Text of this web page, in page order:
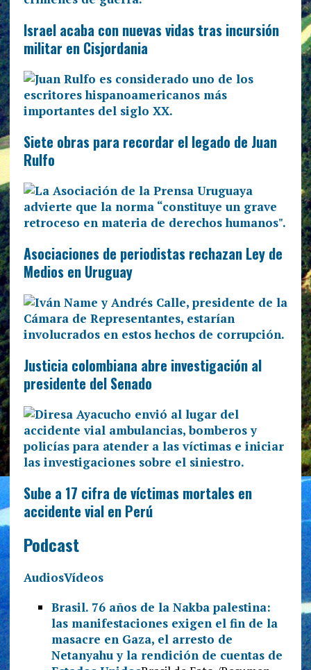
Israel acaba con nuevas vidas tras incursión
militar en Cisjordania
Siete obras para recordar el legado de Juan
Rulfo
Asociaciones de periodistas rechazan Ley de
Medios en Uruguay
Justicia colombiana abre investigación al
presidente del Senado
Sube a 17 cifra de víctimas mortales en
accidente vial en Perú
Podcast
AudiosVídeos
Brasil. 76 años de la Nakba palestina:
las manifestaciones exigen el fin de la
masacre en Gaza, el arresto de
Netanyahu y la rendición de cuentas de